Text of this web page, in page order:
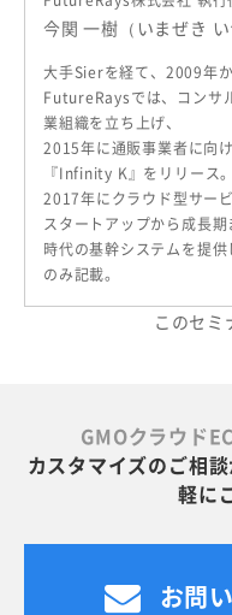
今関 一樹（いまぜき
大手Sierを経て、2009年
FutureRaysでは、コンサ
業組織を立ち上げ、
2015年に通販事業者に向
『Infinity K』をリリース。
2017年にクラウド型サー
スタートアップから成長
時代の基幹システムを提
のみ記載。
このセミ
GMOクラウド
カスタマイズのご相
軽に
お問